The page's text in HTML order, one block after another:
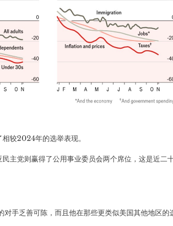
较2024年的选举表现。
主党则赢得了公用事业委员会两个席位，这是近
手乏善可陈，而且他在那些更类似美国其他地区的